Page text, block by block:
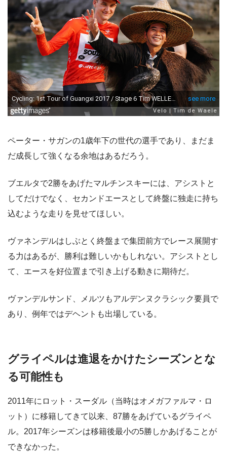
ペーター・サガンの1歳年下の世代の選手であり、まだま
だ成長して強くなる余地はあるだろう。
ブエルタで2勝をあげたマルチンスキーには、アシストと
してだけでなく、セカンドエースとして終盤に独走に持ち
込むような走りを見せてほしい。
ヴァネンデルはしぶとく終盤まで集団前方でレース展開す
る力はあるが、勝利は難しいかもしれない。アシストとし
て、エースを好位置まで引き上げる動きに期待だ。
ヴァンデルサンド、メルツもアルデンヌクラシック要員で
あり、例年ではデヘントも出場している。
グライペルは進退をかけたシーズンとな
る可能性も
2011年にロット・スーダル（当時はオメガファルマ・ロ
ット）に移籍してきて以来、87勝をあげているグライペ
ル。2017年シーズンは移籍後最小の5勝しかあげることが
できなかった。